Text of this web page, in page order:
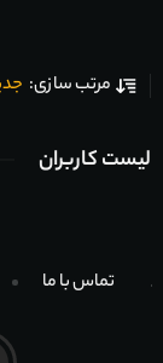
مرتب سازی:
لیست کاربران
تماس با ما